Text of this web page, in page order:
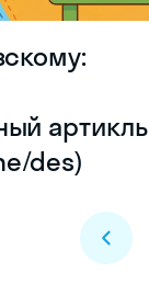
артикль
des)